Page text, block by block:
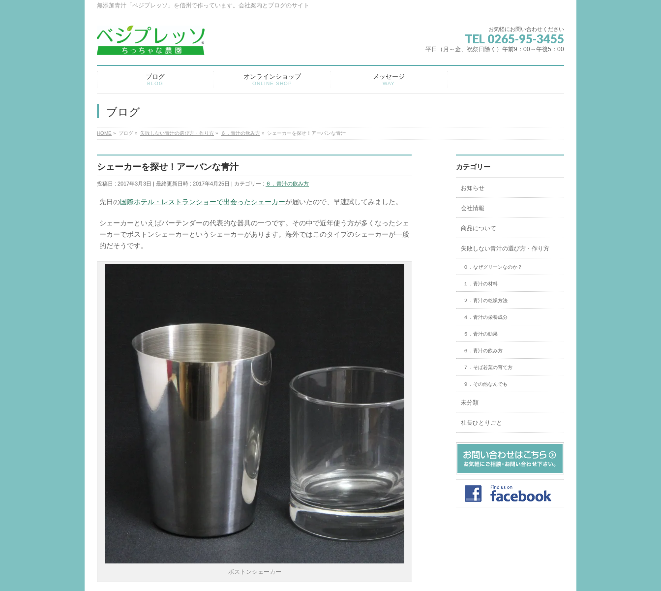
無添加青汁「ベジプレッソ」を信州で作っています。会社案内とブログのサイト
お気軽にお問い合わせください
TEL 0265-95-3455
平日（月～金、祝祭日除く）午前9：00～午後5：00
ブログ
BLOG
オンラインショップ
ONLINE SHOP
メッセージ
WAY
ブログ
HOME » ブログ » 失敗しない青汁の選び方・作り方 » ６．青汁の飲み方 » シェーカーを探せ！アーバンな青汁
シェーカーを探せ！アーバンな青汁
投稿日 : 2017年3月3日 最終更新日時 : 2017年4月25日 カテゴリー : ６．青汁の飲み方
先日の国際ホテル・レストランショーで出会ったシェーカーが届いたので、早速試してみました。
シェーカーといえばバーテンダーの代表的な器具の一つです。その中で近年使う方が多くなったシェ
ーカーでボストンシェーカーというシェーカーがあります。海外ではこのタイプのシェーカーが一般
的だそうです。
ボストンシェーカー
カテゴリー
お知らせ
会社情報
商品について
失敗しない青汁の選び方・作り方
０．なぜグリーンなのか？
１．青汁の材料
２．青汁の乾燥方法
４．青汁の栄養成分
５．青汁の効果
６．青汁の飲み方
７．そば若葉の育て方
９．その他なんでも
未分類
社長ひとりごと